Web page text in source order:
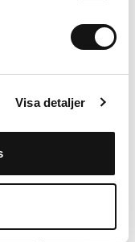
Visa detaljer
Transparent